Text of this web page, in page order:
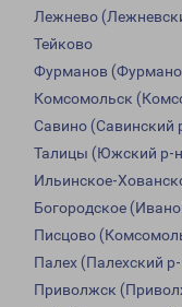
Лежнево
Тейково
Фурманов
Комсомольск
Савино (Савинский
Талицы (Южский р-
Ильинское-
Богородское
Писцово
Палех (Палехский
Приволжск